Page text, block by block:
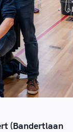
(Bandertlaan